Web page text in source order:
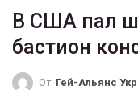
В США пал
бастион
От Гей-Альянс